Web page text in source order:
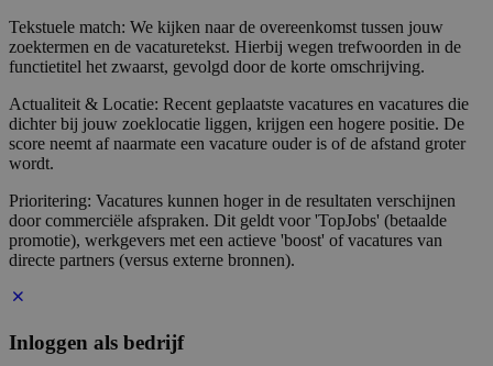
Tekstuele match: We kijken naar de overeenkomst tussen jouw
zoektermen en de vacaturetekst. Hierbij wegen trefwoorden in de
functietitel het zwaarst, gevolgd door de korte omschrijving.
Actualiteit & Locatie: Recent geplaatste vacatures en vacatures die
dichter bij jouw zoeklocatie liggen, krijgen een hogere positie. De
score neemt af naarmate een vacature ouder is of de afstand groter
wordt.
Prioritering: Vacatures kunnen hoger in de resultaten verschijnen
door commerciële afspraken. Dit geldt voor 'TopJobs' (betaalde
promotie), werkgevers met een actieve 'boost' of vacatures van
directe partners (versus externe bronnen).
Inloggen als bedrijf